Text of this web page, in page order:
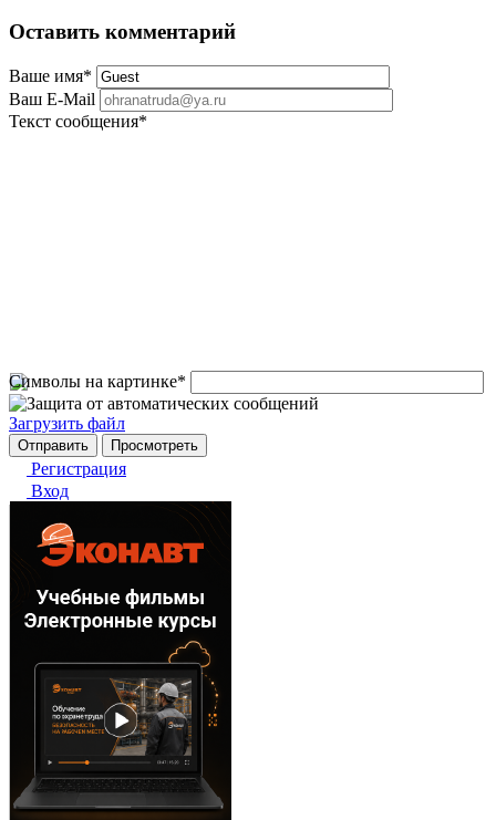
Оставить комментарий
Ваше имя*
Ваш E-Mail
Текст сообщения*
Символы на картинке*
Загрузить файл
Регистрация
Вход